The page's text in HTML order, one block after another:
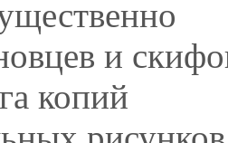
и
копий